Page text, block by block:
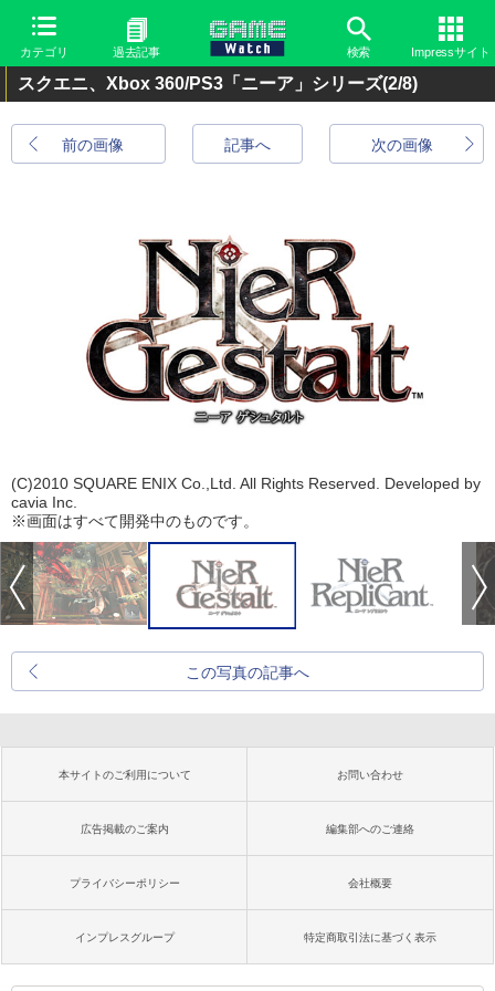
カテゴリ 過去記事 検索 Impressサイト
スクエニ、Xbox 360/PS3「ニーア」シリーズ(2/8)
前の画像 次の画像
記事へ
(C)2010 SQUARE ENIX Co.,Ltd. All Rights Reserved. Developed by
cavia Inc.
※画面はすべて開発中のものです。
この写真の記事へ
本サイトのご利用について お問い合わせ
広告掲載のご案内 編集部へのご連絡
プライバシーポリシー 会社概要
インプレスグループ 特定商取引法に基づく表示